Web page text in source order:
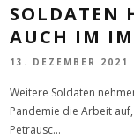
SOLDATEN
AUCH IM
13. DEZEMBER 2021
Weitere Soldaten
Pandemie die Arbeit
Petrausc...